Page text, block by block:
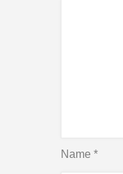
Name *